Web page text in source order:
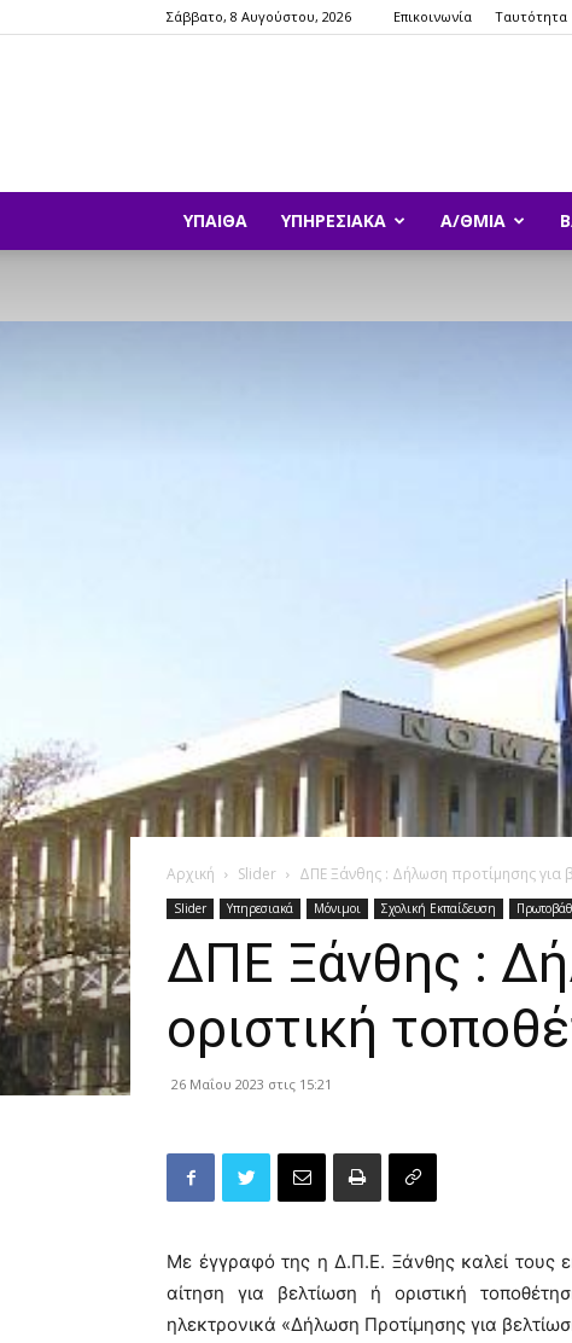
Σάββατο, 8 Αυγούστου, 2026 Επικοινωνία Ταυτότητα
ΥΠΑΙΘΑ ΥΠΗΡΕΣΙΑΚΆ Α/ΘΜΙΑ
Αρχική Slider ΔΠΕ Ξάνθης : Δήλωση προτίμησης για
Slider Υπηρεσιακά Μόνιμοι Σχολική Εκπαίδευση
ΔΠΕ Ξάνθης :
οριστική
26 Μαΐου 2023 στις 15:21
Με έγγραφό της η Δ.Π.Ε. Ξάνθης καλεί τους
αίτηση για βελτίωση ή οριστική
ηλεκτρονικά «Δήλωση Προτίμησης για